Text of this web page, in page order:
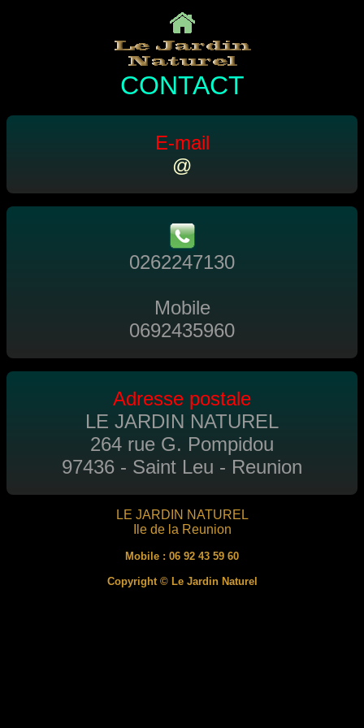
CONTACT
E-mail
@
0262247130
Mobile
0692435960
Adresse postale
LE JARDIN NATUREL
264 rue G. Pompidou
97436 - Saint Leu - Reunion
LE JARDIN NATUREL
Ile de la Reunion
Mobile : 06 92 43 59 60
Copyright © Le Jardin Naturel